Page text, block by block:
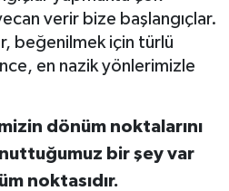
verir bize başlangıçlar.
beğenilmek için türlü
en nazik yönlerimizle
dönüm noktalarını
bir şey var
noktasıdır.